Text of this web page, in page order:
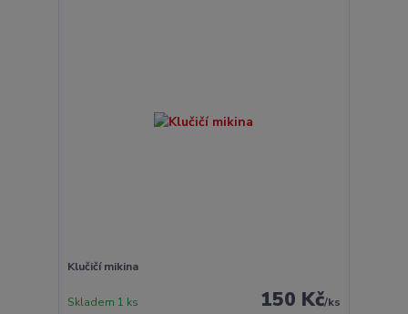
Klučičí mikina
150 Kč/ks
Skladem 1 ks